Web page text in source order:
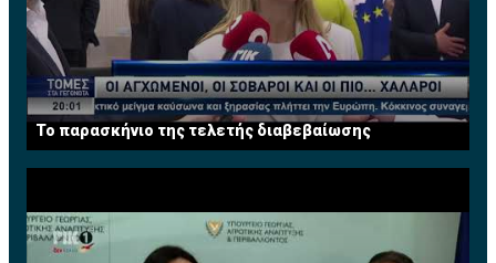
Το παρασκήνιο της τελετής διαβεβαίωσης